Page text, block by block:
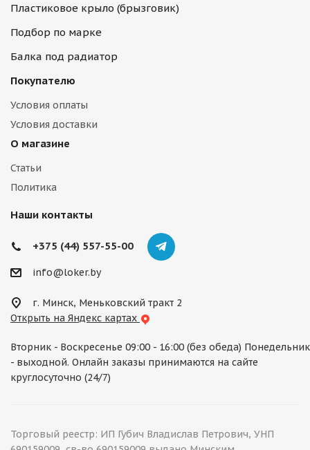
Пластиковое крыло (брызговик)
Подбор по марке
Балка под радиатор
Покупателю
Условия оплаты
Условия доставки
О магазине
Статьи
Политика
Наши контакты
+375 (44) 557-55-00
info@loker.by
г. Минск, Меньковский тракт 2
Открыть на Яндекс картах
Вторник - Воскресенье 09:00 - 16:00 (без обеда) Понедельник
- выходной. Онлайн заказы принимаются на сайте
круглосуточно (24/7)
Торговый реестр: ИП Губич Владислав Петрович, УНП